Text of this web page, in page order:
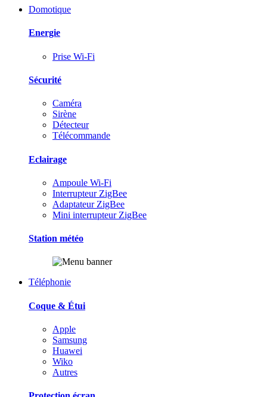
Domotique
Energie
Prise Wi-Fi
Sécurité
Caméra
Sirène
Détecteur
Télécommande
Eclairage
Ampoule Wi-Fi
Interrupteur ZigBee
Adaptateur ZigBee
Mini interrupteur ZigBee
Station météo
Téléphonie
Coque & Étui
Apple
Samsung
Huawei
Wiko
Autres